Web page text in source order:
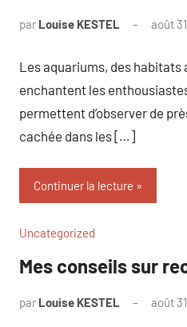
par Louise KESTEL août
Les aquariums, des
enchantent les
permettent d’observer de
cachée dans les […]
Continuer la lecture
Uncategorized
Mes conseils sur
par Louise KESTEL août